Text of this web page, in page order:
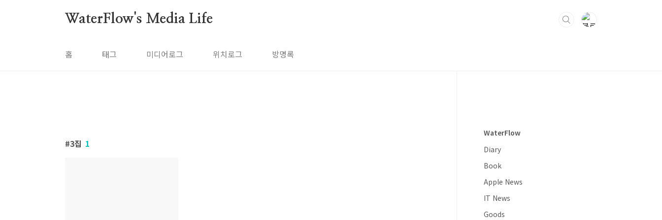
WaterFlow's Media Life
홈 태그 미디어로그 위치로그 방명록
3집 1
WaterFlow
Diary
Book
Apple News
IT News
Goods